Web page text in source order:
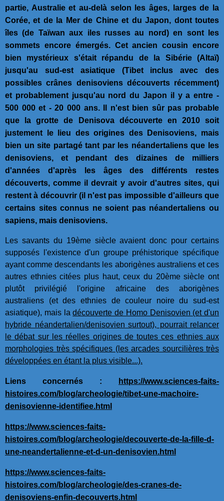
partie, Australie et au-delà selon les âges, larges de la
Corée, et de la Mer de Chine et du Japon, dont toutes
îles (de Taïwan aux iles russes au nord) en sont les
sommets encore émergés. Cet ancien cousin encore
bien mystérieux s'était répandu de la Sibérie (Altaï)
jusqu'au sud-est asiatique (Tibet inclus avec des
possibles crânes denisoviens découverts récemment)
et probablement jusqu'au nord du Japon il y a entre -
500 000 et - 20 000 ans. Il n'est bien sûr pas probable
que la grotte de Denisova découverte en 2010 soit
justement le lieu des origines des Denisoviens, mais
bien un site partagé tant par les néandertaliens que les
denisoviens, et pendant des dizaines de milliers
d'années d'après les âges des différents restes
découverts, comme il devrait y avoir d'autres sites, qui
restent à découvrir (il n'est pas impossible d'ailleurs que
certains sites connus ne soient pas néandertaliens ou
sapiens, mais denisoviens.
Les savants du 19ème siècle avaient donc pour certains
supposés l'existence d'un groupe préhistorique spécifique
ayant comme descendants les aborigènes australiens et ces
autres ethnies citées plus haut, ceux du 20ème siècle ont
plutôt privilégié l'origine africaine des aborigènes
australiens (et des ethnies de couleur noire du sud-est
asiatique), mais ladécouverte de Homo Denisovien (et d'un
hybride néandertalien/denisovien surtout), pourrait relancer
le débat sur les réelles origines de toutes ces ethnies aux
morphologies très spécifiques (les arcades sourcilières très
développées en étant la plus visible...).
Liens concernés :
https://www.sciences-faits-
histoires.com/blog/archeologie/tibet-une-machoire-
denisovienne-identifiee.html
https://www.sciences-faits-
histoires.com/blog/archeologie/decouverte-de-la-fille-d-
une-neandertalienne-et-d-un-denisovien.html
https://www.sciences-faits-
histoires.com/blog/archeologie/des-cranes-de-
denisoviens-enfin-decouverts.html